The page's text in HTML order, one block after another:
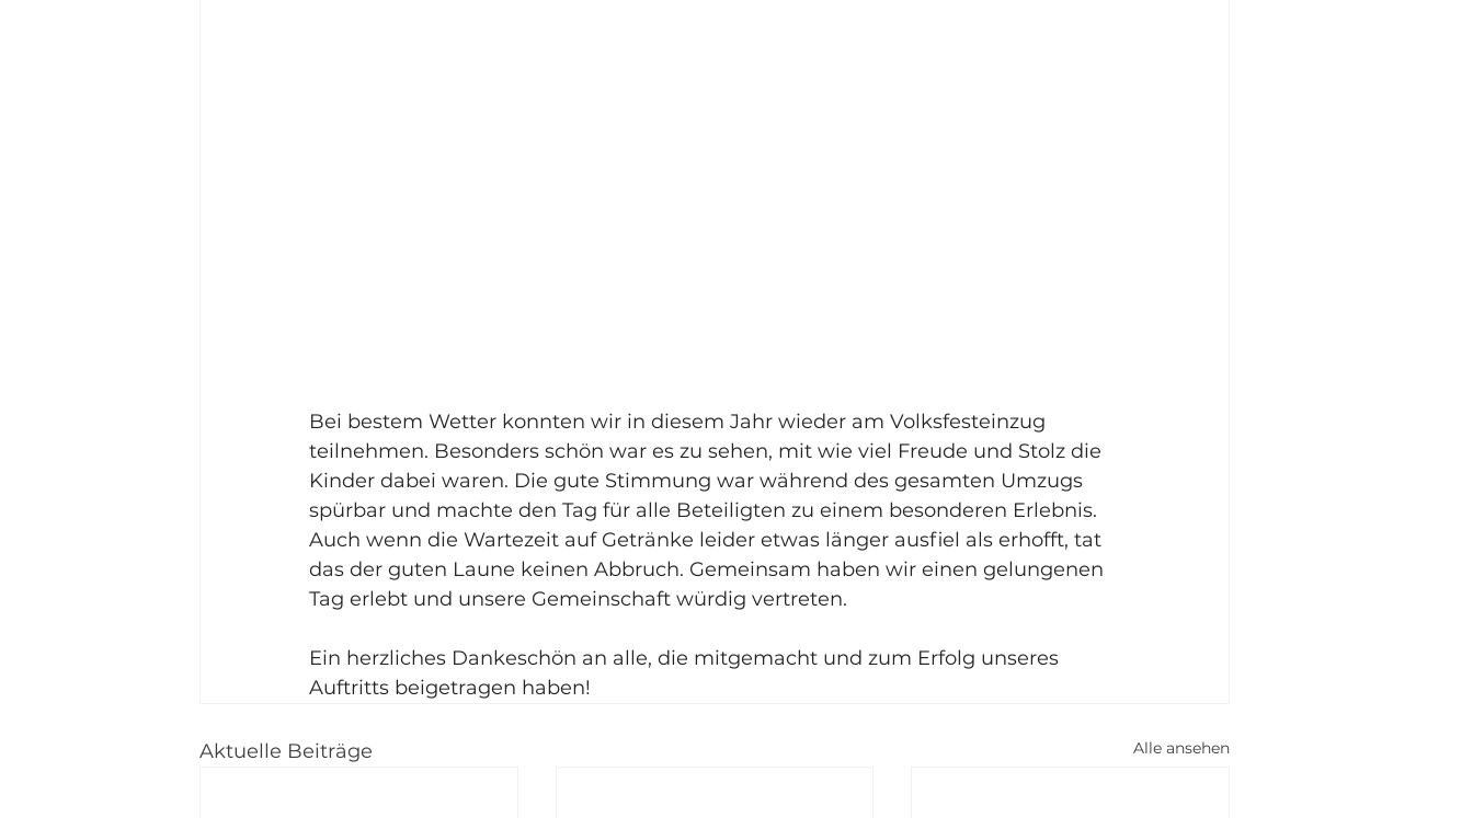
Bei bestem Wetter konnten wir in diesem Jahr wieder am Volksfesteinzug
teilnehmen. Besonders schön war es zu sehen, mit wie viel Freude und Stolz die
Kinder dabei waren. Die gute Stimmung war während des gesamten Umzugs
spürbar und machte den Tag für alle Beteiligten zu einem besonderen Erlebnis.
Auch wenn die Wartezeit auf Getränke leider etwas länger ausfiel als erhofft, tat
das der guten Laune keinen Abbruch. Gemeinsam haben wir einen gelungenen
Tag erlebt und unsere Gemeinschaft würdig vertreten.
Ein herzliches Dankeschön an alle, die mitgemacht und zum Erfolg unseres
Auftritts beigetragen haben!
Aktuelle Beiträge Alle ansehen